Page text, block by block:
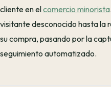
cliente en elcomercio minorista
visitante desconocido hasta la
su compra, pasando por la
seguimiento automatizado.